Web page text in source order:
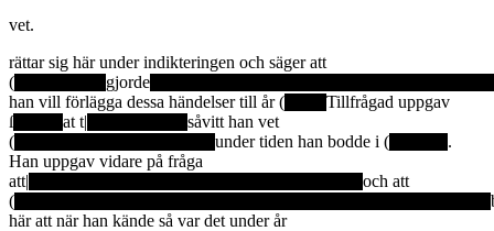
vet.
rättar sig här under indikteringen och säger att
(
gjorde
han vill förlägga dessa händelser till år (
Tillfrågad uppgav
ſ
at t|
såvitt han vet
(
under tiden han bodde i (
.
Han uppgav vidare på fråga
att|
och att
(
här att när han kände så var det under år